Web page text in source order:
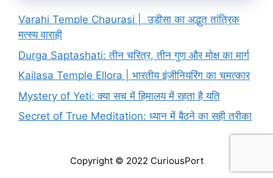
Varahi Temple Chaurasi | उड़ीसा का अद्भुत तांत्रिक
मत्स्य वाराही
Durga Saptashati: तीन चरित्र, तीन गुण और मोक्ष का मार्ग
Kailasa Temple Ellora | भारतीय इंजीनियरिंग का चमत्कार
Mystery of Yeti: क्या सच में हिमालय में रहता है यति
Secret of True Meditation: ध्यान में बैठने का सही तरीका
Copyright © 2022 CuriousPort